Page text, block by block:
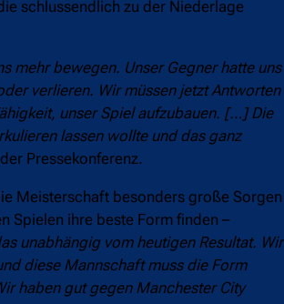
schlussendlich zu der Niederlage
mehr bewegen. Unser Gegner hatte uns
verlieren. Wir müssen jetzt Antworten
unser Spiel aufzubauen. […] Die
lassen wollte und das ganz
Pressekonferenz.
Meisterschaft besonders große Sorgen
Spielen ihre beste Form finden –
unabhängig vom heutigen Resultat. Wir
diese Mannschaft muss die Form
haben gut gegen Manchester City